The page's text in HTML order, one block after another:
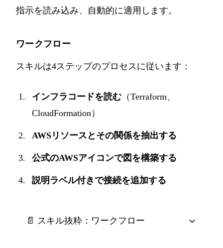
指示を読み込み、自動的に適用します。
ワークフロー
スキルは4ステップのプロセスに従います：
インフラコードを読む （Terraform、
CloudFormation）
AWSリソースとその関係を抽出する
公式のAWSアイコンで図を構築する
説明ラベル付きで接続を追加する
📄 スキル抜粋：ワークフロー